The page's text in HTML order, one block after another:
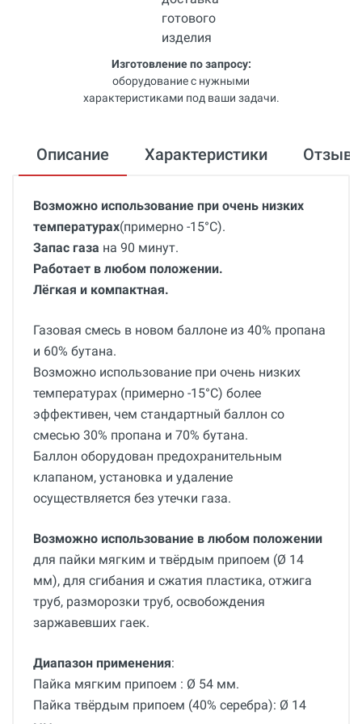
Изготовление по запросу:
оборудование с нужными
характеристиками под ваши задачи.
Описание Характеристики
Возможно использование при очень низких
температурах(примерно -15°C).
Запас газа на 90 минут.
Работает в любом положении.
Лёгкая и компактная.
Газовая смесь в новом баллоне из 40% пропана
и 60% бутана.
Возможно использование при очень низких
температурах (примерно -15°C) более
эффективен, чем стандартный баллон со
смесью 30% пропана и 70% бутана.
Баллон оборудован предохранительным
клапаном, установка и удаление
осуществляется без утечки газа.
Возможно использование в любом положении
для пайки мягким и твёрдым припоем (Ø 14
мм), для сгибания и сжатия пластика, отжига
труб, разморозки труб, освобождения
заржавевших гаек.
Диапазон применения:
Пайка мягким припоем : Ø 54 мм.
Пайка твёрдым припоем (40% серебра): Ø 14